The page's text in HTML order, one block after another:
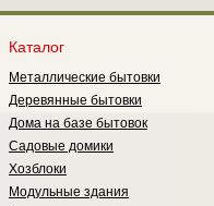
уникальную возможность
обеспечить круглогодичное
Каталог
Металлические бытовки
Деревянные бытовки
Дома на базе бытовок
Садовые домики
Хозблоки
Модульные здания